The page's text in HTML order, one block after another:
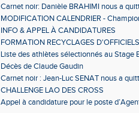
Carnet noir: Danièle BRAHIMI nous a
MODIFICATION CALENDRIER -
INFO & APPEL À CANDIDATURES
FORMATION RECYCLAGES D'OFFICIELS
Liste des athlètes sélectionnés au Stage
Décès de Claude Gaudin
Carnet noir : Jean-Luc SENAT nous a
CHALLENGE LAO DES CROSS
Appel à candidature pour le poste